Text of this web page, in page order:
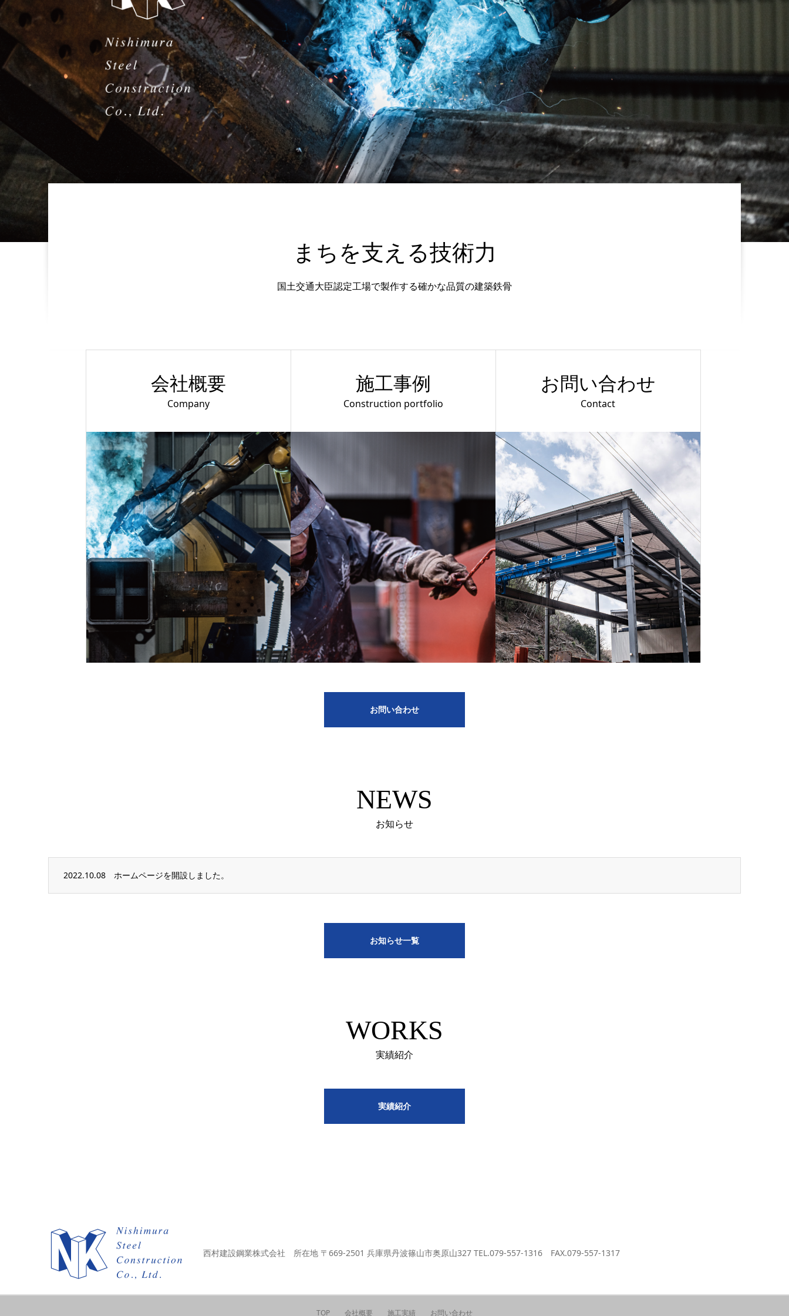
まちを支える技術力
国土交通大臣認定工場で製作する確かな品質の建築鉄骨
会社概要
Company
施工事例
Construction portfolio
お問い合わせ
Contact
お問い合わせ
NEWS
お知らせ
2022.10.08 ホームページを開設しました。
お知らせ一覧
WORKS
実績紹介
実績紹介
西村建設鋼業株式会社 所在地 〒669-2501 兵庫県丹波篠山市奥原山327 TEL.079-557-1316 FAX.079-557-1317
TOP 会社概要 施工実績 お問い合わせ